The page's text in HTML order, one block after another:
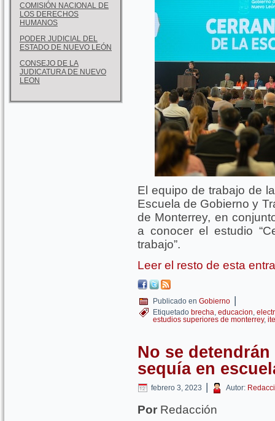
COMISIÓN NACIONAL DE
LOS DERECHOS
HUMANOS
PODER JUDICIAL DEL
ESTADO DE NUEVO LEÓN
CONSEJO DE LA
JUDICATURA DE NUEVO
LEON
El equipo de trabajo de
Escuela de Gobierno y
de Monterrey, en
a conocer el estudio
trabajo”.
Leer el resto de esta
Publicado en Gobierno |
Etiquetado brecha, educacion,
estudios superiores de monterrey,
No se
sequía en
febrero 3, 2023 | Autor:
Por Redacción